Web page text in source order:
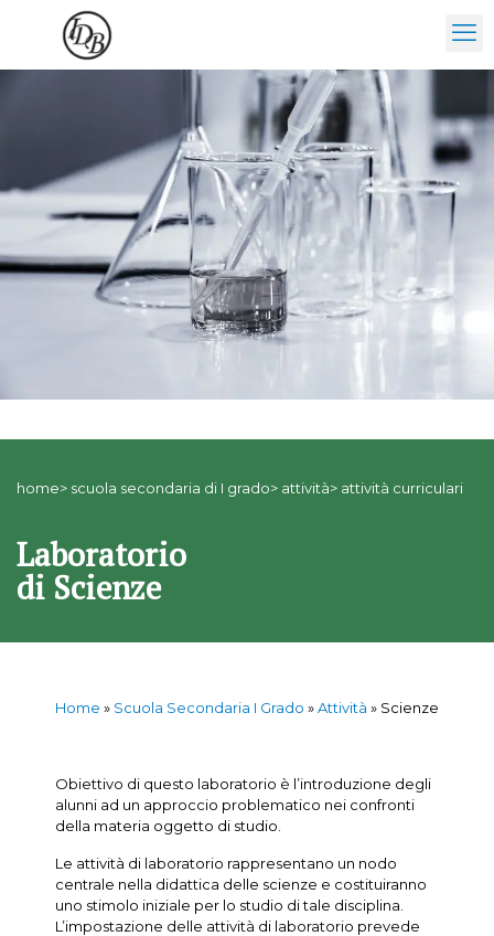
home> scuola secondaria di I grado> attività> attività curriculari
Laboratorio
di Scienze
Home » Scuola Secondaria I Grado »Attività » Scienze
Obiettivo di questo laboratorio è l’introduzione degli
alunni ad un approccio problematico nei confronti
della materia oggetto di studio.
Le attività di laboratorio rappresentano un nodo
centrale nella didattica delle scienze e costituiranno
uno stimolo iniziale per lo studio di tale disciplina.
L’impostazione delle attività di laboratorio prevede